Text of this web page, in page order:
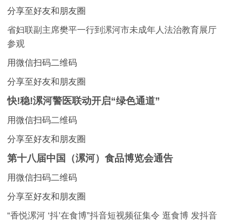
分享至好友和朋友圈
省妇联副主席樊平一行到漯河市未成年人法治教育展厅
参观
用微信扫码二维码
分享至好友和朋友圈
快!稳!漯河警医联动开启“绿色通道”
用微信扫码二维码
分享至好友和朋友圈
第十八届中国（漯河）食品博览会通告
用微信扫码二维码
分享至好友和朋友圈
“香悦漯河 ‘抖’在食博”抖音短视频征集令 逛食博 发抖音